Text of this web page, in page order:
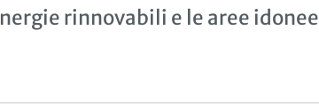
rinnovabili e le aree idonee